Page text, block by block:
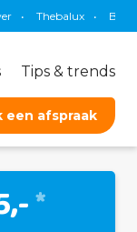
• Brauer •
Tips & trends
een afspraak
*